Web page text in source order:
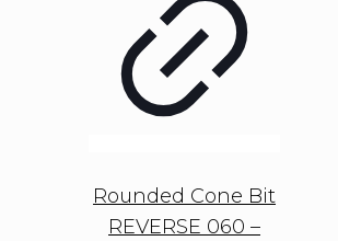
Rounded Cone Bit
REVERSE 060 –